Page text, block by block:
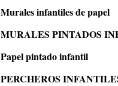
Murales infantiles de papel
MURALES PINTADOS
Papel pintado infantil
PERCHEROS